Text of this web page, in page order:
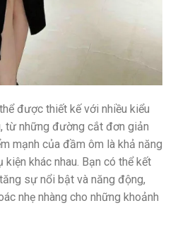
được thiết kế với nhiều kiểu
từ những đường cắt đơn giản
mạnh của đầm ôm là khả năng
khác nhau. Bạn có thể kết
sự nổi bật và năng động,
nhẹ nhàng cho những khoảnh